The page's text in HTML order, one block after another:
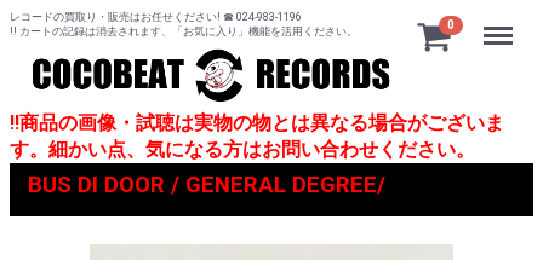
レコードの買取り・販売はお任せください! ☎ 024-983-1196
!! カートの記録は消去されます、「お気に入り」機能を活用ください。
0 Menu
!!商品の画像・試聴は実物の物とは異なる場合がございま
す。細かい点、気になる方はお問い合わせください。
BUS DI DOOR / GENERAL DEGREE/